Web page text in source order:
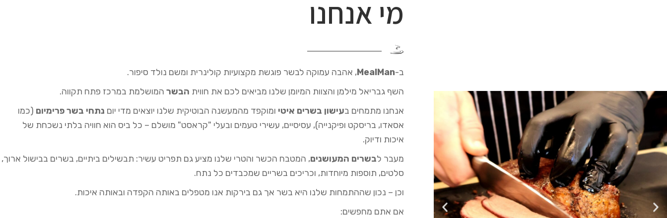
קודם
מי אנחנו
ב-MealMan, אהבה עמוקה לבשר פוגשת מקצועיות קולינרית ומשם נולד סיפור.
השף גבריאל מילמן והצוות המיומן שלנו מביאים לכם את חווית הבשר המושלמת במרכז פתח תקווה.
אנחנו מתמחים בעישון בשרים איטי ומוקפד מהמעשנה הבוטיקית שלנו יוצאים מדי יום נתחי בשר פרימיום (כמו
אסאדו, בריסקט ופיקנייה), עסיסיים, עשירי טעמים ובעלי "קראסט" מושלם – כל ביס הוא חוויה בלתי נשכחת של
איכות ודיוק.
מעבר לבשרים המעושנים, המטבח הכשר והטרי שלנו מציע גם תפריט עשיר: תבשילים ביתיים, בשרים בבישול ארוך,
סלטים, תוספות מיוחדות, וכריכים בשריים שמכבדים כל נתח.
וכן – נכון שההתמחות שלנו היא בשר אך גם בירקות אנו מטפלים באותה הקפדה ובאותה איכות.
אם אתם מחפשים: